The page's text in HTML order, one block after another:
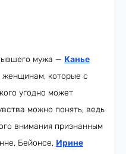
мужа — Канье
женщинам, которые с
угодно может
можно понять, ведь
внимания признанным
Бейонсе, Ирине